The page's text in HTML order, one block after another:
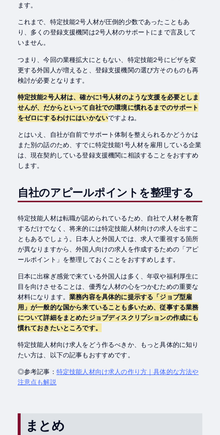
ます。
これまで、特定技能2号人材が圧倒的少数であったこともあ
り、多くの登録支援機関は2号人材のサポートにまで言及して
いません。
つまり、今回の業種拡大にともない、特定技能2号にビザを変
更する外国人が増えると、登録支援機関の選び方そのものも再
検討が必要となります。
特定技能2号人材は、確かに1号人材のような支援を必要としま
せんが、だからといって自社での環境に慣れるまでのサポート
をゼロにするわけにはいかないですよね。
とはいえ、自社が自前でサポート体制を整えられるかどうかは
また別の話のため、すでに特定技能1号人材を雇用している企業
は、現在契約している登録支援機関に相談することをおすすめ
します。
自社のアピールポイントを整理する
特定技能人材は転職が認められているため、自社で人材を教育
するだけでなく、将来的には特定技能人材向けの求人を出すこ
ともあるでしょう。日本人と外国人では、求人で重視する箇所
が異なりますから、外国人向けの求人を作成するための「アピ
ールポイント」を整理しておくことをおすすめします。
日本に出稼ぎ感覚で来ている外国人は多く、年収や福利厚生に
目を向けさせることは、優秀な人材の心をつかむための重要な
材料になります。業務内容を具体的に提示する「ジョブ型雇
用」が一般的な国から来ていることも多いため、従事する業務
について詳細をまとめたジョブディスクリプションの作成にも
慣れておきたいところです。
特定技能人材向け求人をどう作るべきか、もっと具体的に知り
たい方は、以下の記事もおすすめです。
◎参考記事： 特定技能人材向け求人の作り方｜具体的な方法や
注意点も解説
まとめ